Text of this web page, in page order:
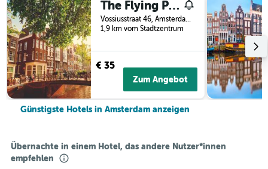
The Flying Pig Uptown Hostel
Vossiusstraat 46, Amsterdam, Provinz Nordholland, Niederlande
1,9 km vom Stadtzentrum
€ 35
Zum Angebot
Günstigste Hotels in Amsterdam anzeigen
Übernachte in einem Hotel, das andere Nutzer*innen
empfehlen